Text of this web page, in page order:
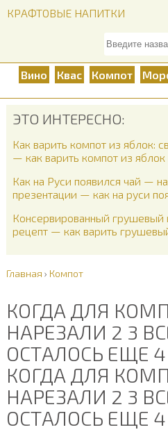
КРАФТОВЫЕ НАПИТКИ
Вино Квас Компот
ЭТО ИНТЕРЕСНО:
Как варить компот из яблок:
— как варить компот из
Как на Руси появился чай —
презентации — как на руси
Консервированный грушевый
рецепт — как варить
Главная › Компот
КОГДА ДЛЯ
НАРЕЗАЛИ 2 3
ОСТАЛОСЬ ЕЩЕ
КОГДА ДЛЯ
НАРЕЗАЛИ 2 3
ОСТАЛОСЬ ЕЩЕ